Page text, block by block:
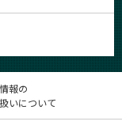
報の
いについて